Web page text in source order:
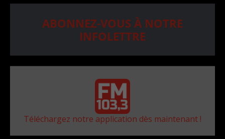
ABONNEZ-VOUS À NOTRE
INFOLETTRE
Téléchargez notre application dès maintenant !